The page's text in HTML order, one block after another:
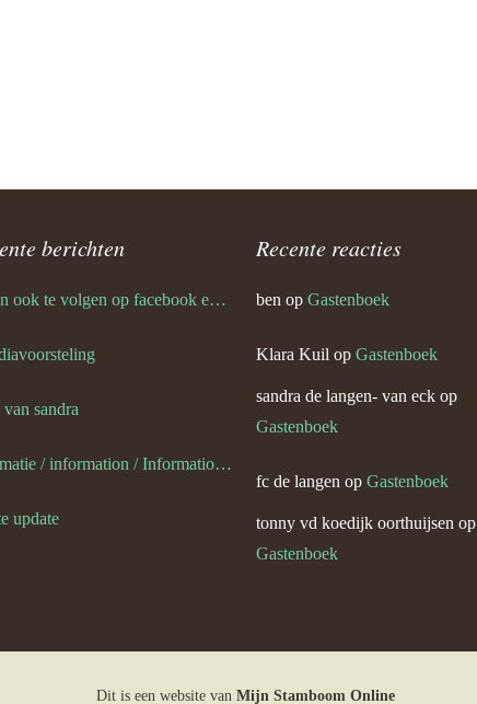
berichten
ik ben ook te volgen op facebook en twitter
sandra
informatie / information / Informationen / l information
update
Recente reacties
ben op Gastenboek
Klara Kuil op Gastenboek
sandra de langen- van eck op
Gastenboek
fc de langen op Gastenboek
tonny vd koedijk oorthuijsen op
Gastenboek
Dit is een website van Mijn Stamboom Online